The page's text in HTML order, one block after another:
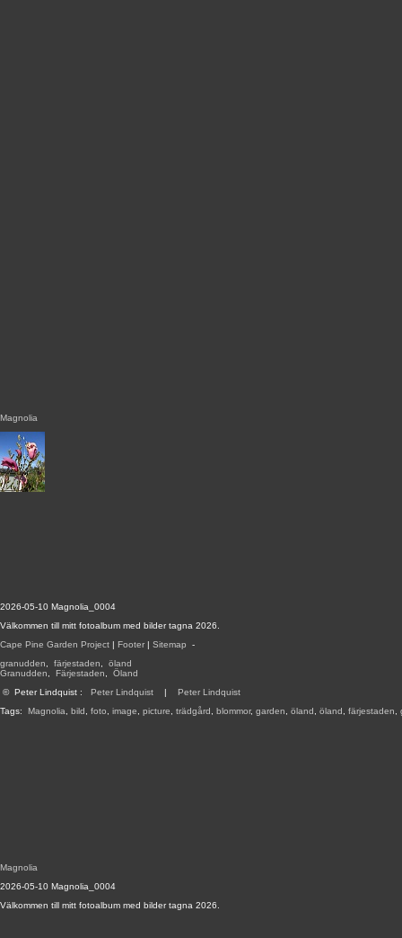
2026-05-10 Magnolia_0004
Välkommen till mitt fotoalbum med bilder tagna 2026.
Cape Pine Garden Project | Footer | Sitemap -
granudden
färjestaden
öland
Granudden
Färjestaden
Öland
© Peter Lindquist : Peter Lindquist | Peter Lindquist
Tags: Magnolia bild foto image picture trädgård blommor, garden öland öland färjestaden
Magnolia
Magnolia
2026-05-10 Magnolia_0004
Välkommen till mitt fotoalbum med bilder tagna 2026.